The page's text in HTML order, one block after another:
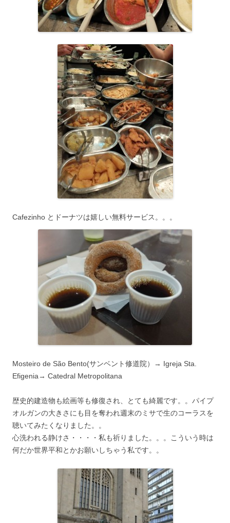
Cafezinho とドーナツは嬉しい無料サービス。。。
Mosteiro de São Bento(サンベント修道院）→ Igreja Sta.
Efigenia→ Catedral Metropolitana
歴史的建造物も絵画等も修復され、とても綺麗です。。パイプ
オルガンの大きさにも目を奪われ週末のミサで生のコーラスを
聴いてみたくなりました。。
心洗われる静けさ・・・・私も祈りました。。。こういう時は
何だか世界平和とかお願いしちゃう私です。。